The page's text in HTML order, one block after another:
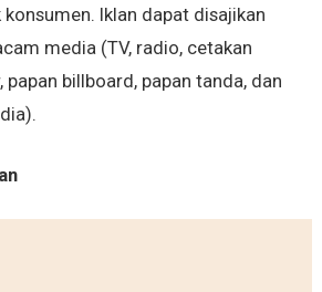
Iklan dapat disajikan
media (TV, radio, cetakan
papan billboard, papan tanda, dan